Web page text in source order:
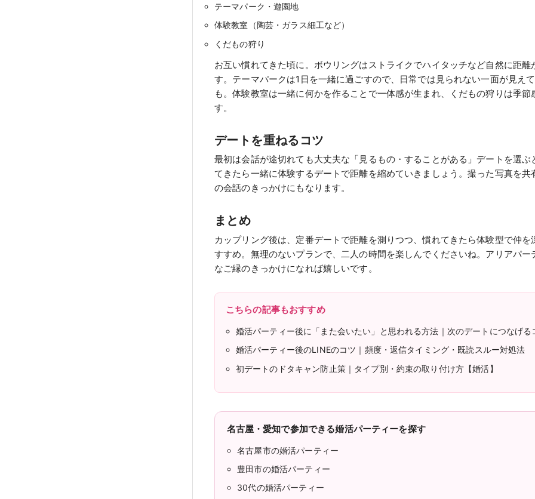
テーマパーク・遊園地
体験教室（陶芸・ガラス細工など）
くだもの狩り
お互い慣れてきた頃に。ボウリングはストライクでハイタッチなど自然に距離
す。テーマパークは1日を一緒に過ごすので、日常では見られない一面が見え
も。体験教室は一緒に何かを作ることで一体感が生まれ、くだもの狩りは季節
す。
デートを重ねるコツ
最初は会話が途切れても大丈夫な「見るもの・することがある」デートを選ぶ
てきたら一緒に体験するデートで距離を縮めていきましょう。撮った写真を共
の会話のきっかけにもなります。
まとめ
カップリング後は、定番デートで距離を測りつつ、慣れてきたら体験型で仲を
すすめ。無理のないプランで、二人の時間を楽しんでくださいね。アリアパー
なご縁のきっかけになれば嬉しいです。
こちらの記事もおすすめ
婚活パーティー後に「また会いたい」と思われる方法｜次のデートにつなげる
婚活パーティー後のLINEのコツ｜頻度・返信タイミング・既読スルー対処法
初デートのドタキャン防止策｜タイプ別・約束の取り付け方【婚活】
名古屋・愛知で参加できる婚活パーティーを探す
名古屋市の婚活パーティー
豊田市の婚活パーティー
30代の婚活パーティー
検索